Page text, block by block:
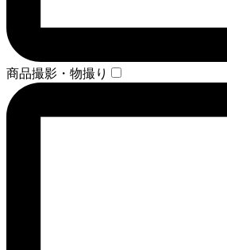
商品撮影・物撮り